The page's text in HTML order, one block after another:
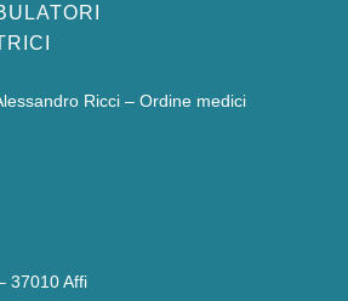
Ricci – Ordine medici
37010 Affi